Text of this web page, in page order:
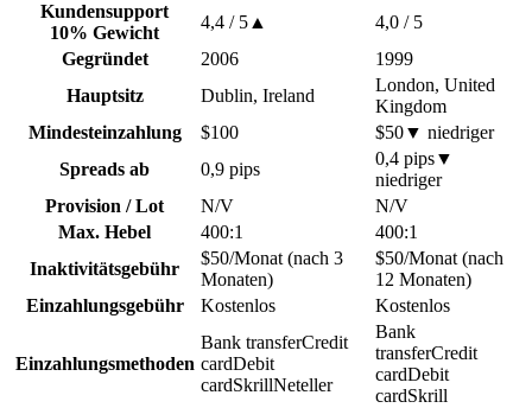
Kundensupport
10% Gewicht
4,4 / 5 ▲ 4,0 / 5
Gegründet
2006
1999
Hauptsitz
Dublin, Ireland
London, United
Kingdom
Mindesteinzahlung
$100 $50▼ niedriger
Spreads ab
0,9 pips
0,4 pips▼
niedriger
Provision / Lot
N/V
N/V
Max. Hebel
400:1
400:1
Inaktivitätsgebühr
$50/Monat (nach 3
Monaten)
$50/Monat (nach
12 Monaten)
Einzahlungsgebühr
Kostenlos Kostenlos
Einzahlungsmethoden
Bank transferCredit
cardDebit
cardSkrillNeteller
Bank
transferCredit
cardDebit
cardSkrill